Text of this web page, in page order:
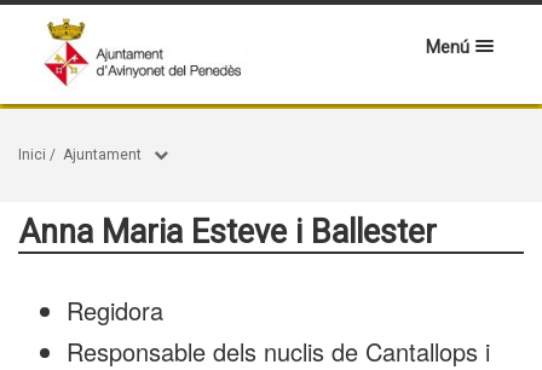
Menú
Inici / Ajuntament
Anna Maria Esteve i Ballester
Regidora
Responsable dels nuclis de Cantallops i